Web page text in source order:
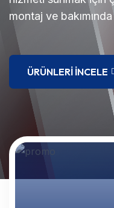
montaj ve
ÜRÜNLERI İNCELE